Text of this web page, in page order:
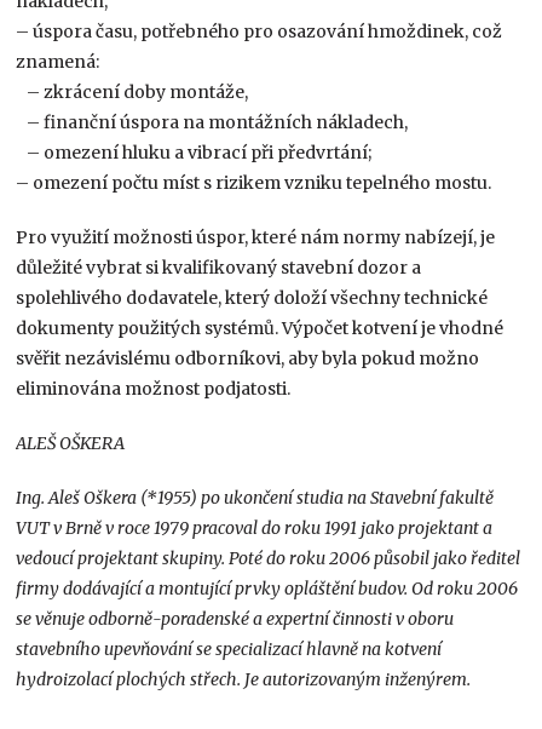
– úspora času, potřebného pro osazování hmoždinek, což
znamená:
– zkrácení doby montáže,
– finanční úspora na montážních nákladech,
– omezení hluku a vibrací při předvrtání;
– omezení počtu míst s rizikem vzniku tepelného mostu.
Pro využití možnosti úspor, které nám normy nabízejí, je
důležité vybrat si kvalifikovaný stavební dozor a
spolehlivého dodavatele, který doloží všechny technické
dokumenty použitých systémů. Výpočet kotvení je vhodné
svěřit nezávislému odborníkovi, aby byla pokud možno
eliminována možnost podjatosti.
ALEŠ OŠKERA
Ing. Aleš Oškera (*1955) po ukončení studia na Stavební fakultě
VUT v Brně v roce 1979 pracoval do roku 1991 jako projektant a
vedoucí projektant skupiny. Poté do roku 2006 působil jako ředitel
firmy dodávající a montující prvky opláštění budov. Od roku 2006
se věnuje odborně-poradenské a expertní činnosti v oboru
stavebního upevňování se specializací hlavně na kotvení
hydroizolací plochých střech. Je autorizovaným inženýrem.